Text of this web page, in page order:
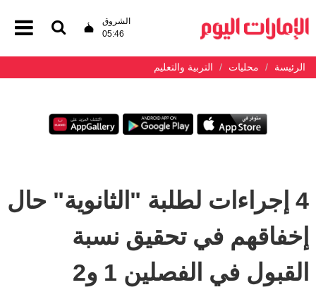
الشروق
05:46
الرئيسة محليات التربية والتعليم
4 إجراءات لطلبة "الثانوية" حال
إخفاقهم في تحقيق نسبة
القبول في الفصلين 1 و2